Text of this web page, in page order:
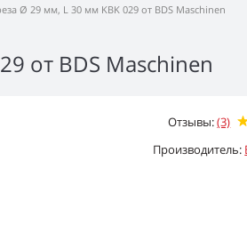
Ø 29 мм, L 30 мм KBK 029 от BDS Maschinen
от BDS Maschinen
Отзывы:(3)
Производитель: